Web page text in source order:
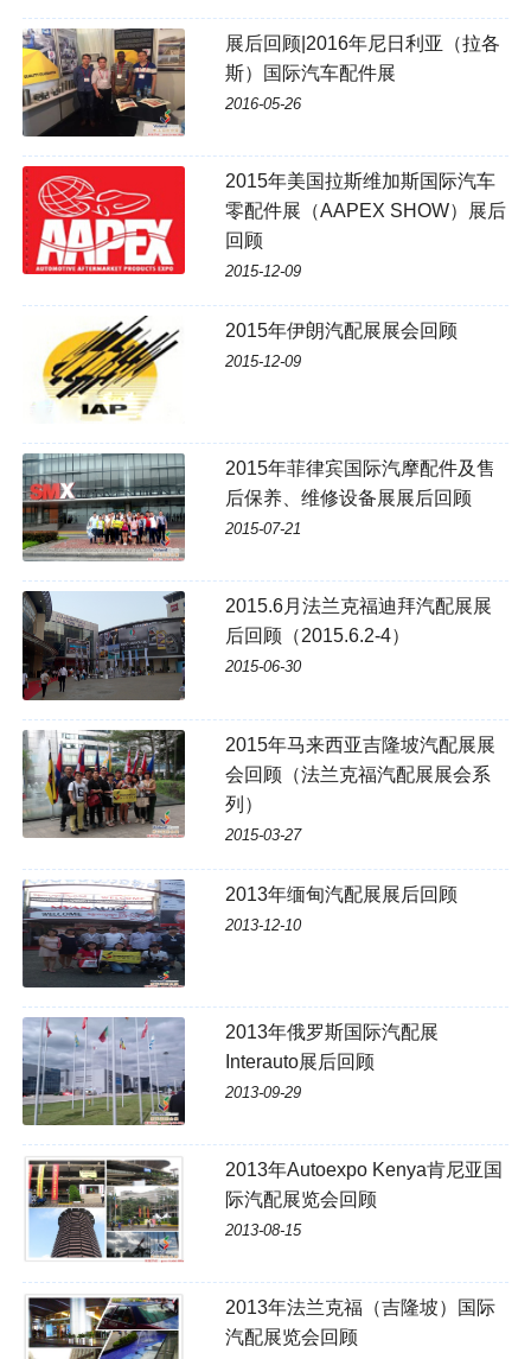
展后回顾|2016年尼日利亚（拉各
斯）国际汽车配件展
2016-05-26
2015年美国拉斯维加斯国际汽车
零配件展（AAPEX SHOW）展后
回顾
2015-12-09
2015年伊朗汽配展展会回顾
2015-12-09
2015年菲律宾国际汽摩配件及售
后保养、维修设备展展后回顾
2015-07-21
2015.6月法兰克福迪拜汽配展展
后回顾（2015.6.2-4）
2015-06-30
2015年马来西亚吉隆坡汽配展展
会回顾（法兰克福汽配展展会系
列）
2015-03-27
2013年缅甸汽配展展后回顾
2013-12-10
2013年俄罗斯国际汽配展
Interauto展后回顾
2013-09-29
2013年Autoexpo Kenya肯尼亚国
际汽配展览会回顾
2013-08-15
2013年法兰克福（吉隆坡）国际
汽配展览会回顾